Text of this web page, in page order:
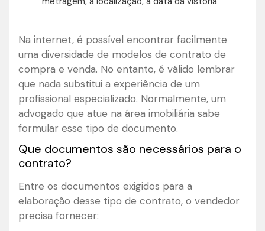
Na internet, é possível encontrar facilmente
uma diversidade de modelos de contrato de
compra e venda. No entanto, é válido lembrar
que nada substitui a experiência de um
profissional especializado. Normalmente, um
advogado que atue na área imobiliária sabe
formular esse tipo de documento.
Que documentos são necessários para o
contrato?
Entre os documentos exigidos para a
elaboração desse tipo de contrato, o vendedor
precisa fornecer: